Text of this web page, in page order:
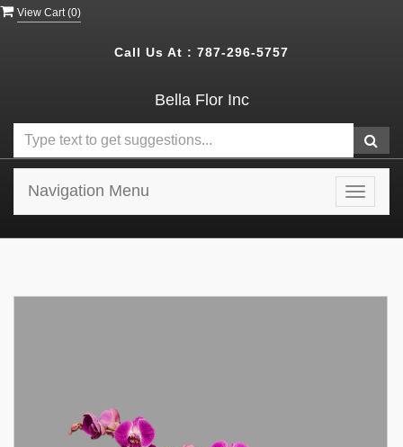
View Cart (0)
Call Us At : 787-296-5757
Bella Flor Inc
Toggle
Navigation Menu